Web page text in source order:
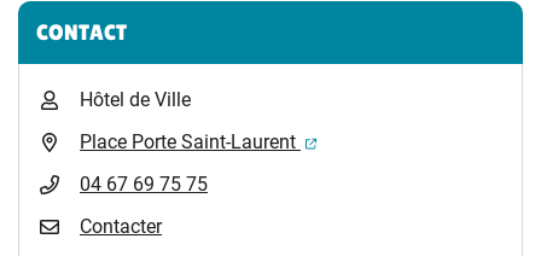
Informations complémentaires
CONTACT
Hôtel de Ville
Place Porte Saint-Laurent
(ouverture dans un
04 67 69 75 75
Contacter